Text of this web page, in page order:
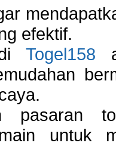
efektif.
Togel158
pasaran
untuk